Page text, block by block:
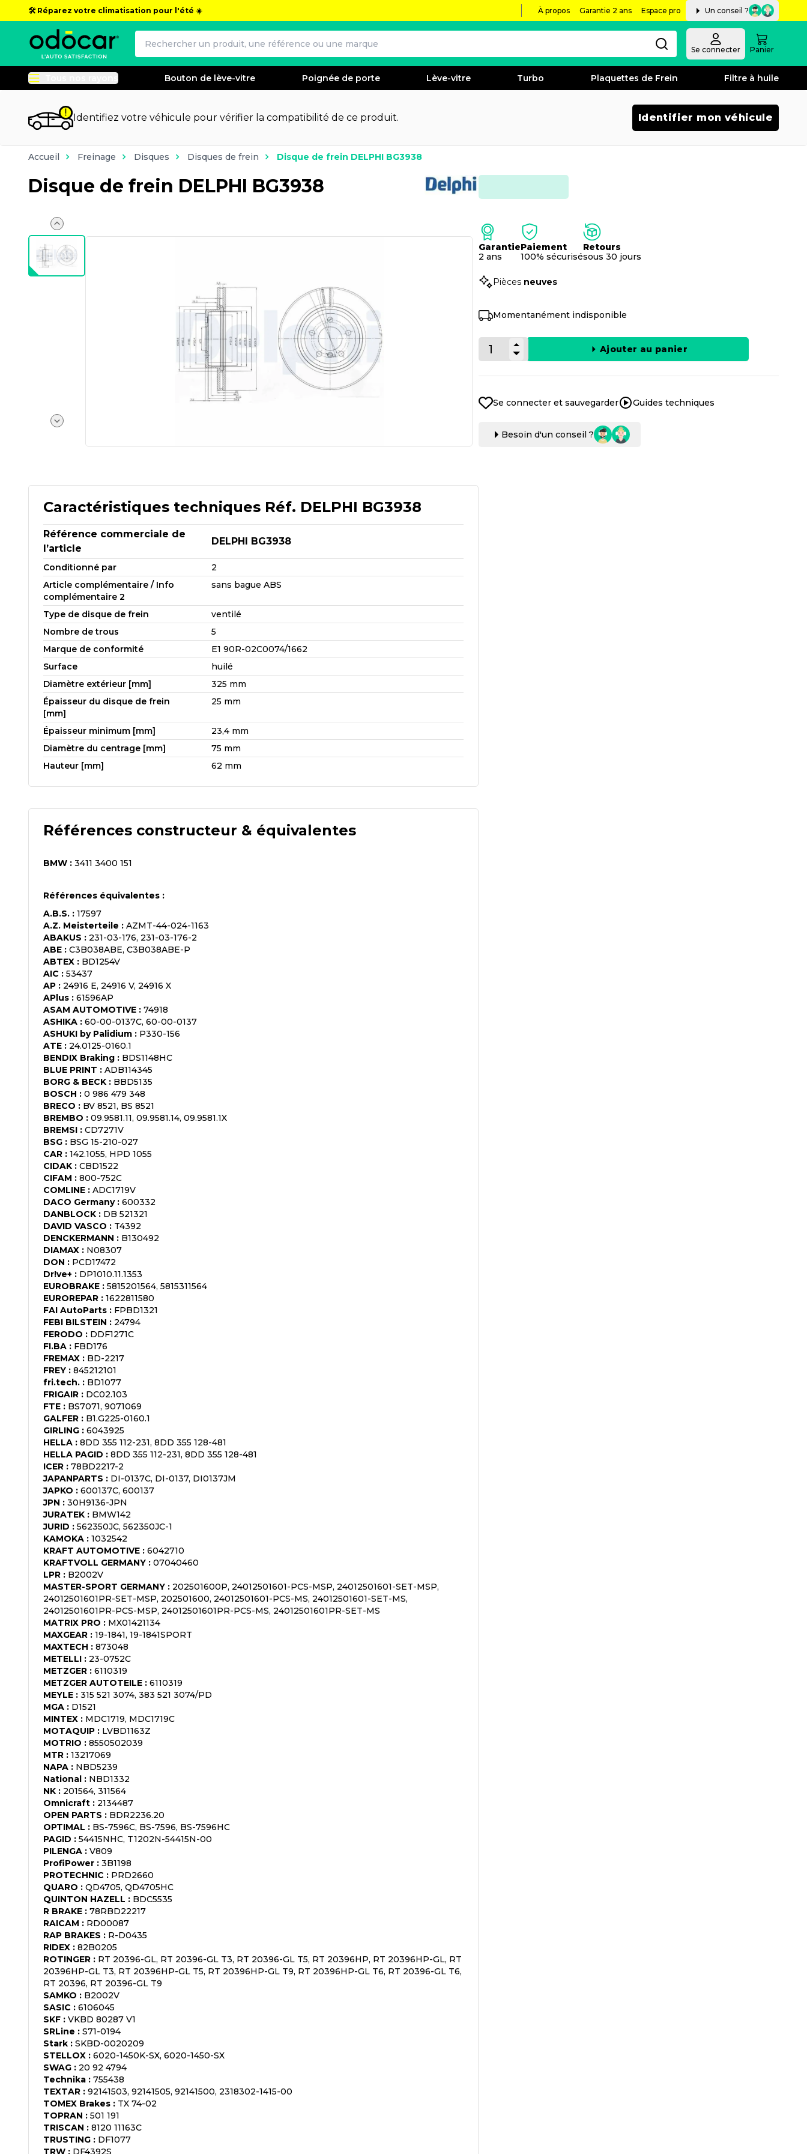
🛠️ Réparez votre climatisation pour l'été ☀️ À propos Garantie 2 ans Espace pro Un conseil ?
Se connecter Panier
Tous nos rayons Bouton de lève-vitre Poignée de porte Lève-vitre Turbo Plaquettes de Frein Filtre à huile
Identifiez votre véhicule pour vérifier la compatibilité de ce produit. Identifier mon véhicule
Accueil Freinage Disques Disques de frein Disque de frein DELPHI BG3938
Disque de frein DELPHI BG3938
Caractéristiques techniques Réf. DELPHI BG3938
Référence commerciale de
l’article
DELPHI BG3938
Conditionné par
2
Article complémentaire / Info
complémentaire 2
sans bague ABS
Type de disque de frein
ventilé
Nombre de trous
5
Marque de conformité
E1 90R-02C0074/1662
Surface
huilé
Diamètre extérieur [mm]
325 mm
Épaisseur du disque de frein
[mm]
25 mm
Épaisseur minimum [mm]
23,4 mm
Diamètre du centrage [mm]
75 mm
Hauteur [mm]
62 mm
Références constructeur & équivalentes
BMW : 3411 3400 151
Références équivalentes :
A.B.S. : 17597
A.Z. Meisterteile : AZMT-44-024-1163
ABAKUS : 231-03-176, 231-03-176-2
ABE : C3B038ABE, C3B038ABE-P
ABTEX : BD1254V
AIC : 53437
AP : 24916 E, 24916 V, 24916 X
APlus : 61596AP
ASAM AUTOMOTIVE : 74918
ASHIKA : 60-00-0137C, 60-00-0137
ASHUKI by Palidium : P330-156
ATE : 24.0125-0160.1
BENDIX Braking : BDS1148HC
BLUE PRINT : ADB114345
BORG & BECK : BBD5135
BOSCH : 0 986 479 348
BRECO : BV 8521, BS 8521
BREMBO : 09.9581.11, 09.9581.14, 09.9581.1X
BREMSI : CD7271V
BSG : BSG 15-210-027
CAR : 142.1055, HPD 1055
CIDAK : CBD1522
CIFAM : 800-752C
COMLINE : ADC1719V
DACO Germany: 600332
DANBLOCK : DB 521321
DAVID VASCO : T4392
DENCKERMANN : B130492
DIAMAX : N08307
DON : PCD17472
Dr!ve+ : DP1010.11.1353
EUROBRAKE : 5815201564, 5815311564
EUROREPAR : 1622811580
FAI AutoParts : FPBD1321
FEBI BILSTEIN : 24794
FERODO : DDF1271C
FI.BA : FBD176
FREMAX : BD-2217
FREY : 845212101
fri.tech. : BD1077
FRIGAIR : DC02.103
FTE : BS7071, 9071069
GALFER : B1.G225-0160.1
GIRLING : 6043925
HELLA : 8DD 355 112-231, 8DD 355 128-481
HELLA PAGID : 8DD 355 112-231, 8DD 355 128-481
ICER : 78BD2217-2
JAPANPARTS : DI-0137C, DI-0137, DI0137JM
JAPKO : 600137C, 600137
JPN : 30H9136-JPN
JURATEK : BMW142
JURID : 562350JC, 562350JC-1
KAMOKA : 1032542
KRAFT AUTOMOTIVE : 6042710
KRAFTVOLL GERMANY : 07040460
LPR : B2002V
MASTER-SPORT GERMANY : 202501600P, 24012501601-PCS-MSP, 24012501601-SET-MSP,
24012501601PR-SET-MSP, 202501600, 24012501601-PCS-MS, 24012501601-SET-MS,
24012501601PR-PCS-MSP, 24012501601PR-PCS-MS, 24012501601PR-SET-MS
MATRIX PRO : MX01421134
MAXGEAR : 19-1841, 19-1841SPORT
MAXTECH : 873048
METELLI : 23-0752C
METZGER : 6110319
METZGER AUTOTEILE : 6110319
MEYLE : 315 521 3074, 383 521 3074/PD
MGA : D1521
MINTEX : MDC1719, MDC1719C
MOTAQUIP : LVBD1163Z
MOTRIO : 8550502039
MTR : 13217069
NAPA : NBD5239
National : NBD1332
NK : 201564, 311564
Omnicraft : 2134487
OPEN PARTS : BDR2236.20
OPTIMAL : BS-7596C, BS-7596, BS-7596HC
PAGID : 54415NHC, T1202N-54415N-00
PILENGA : V809
ProfiPower : 3B1198
PROTECHNIC : PRD2660
QUARO : QD4705, QD4705HC
QUINTON HAZELL : BDC5535
R BRAKE : 78RBD22217
RAICAM : RD00087
RAP BRAKES : R-D0435
RIDEX : 82B0205
ROTINGER : RT 20396-GL, RT 20396-GL T3, RT 20396-GL T5, RT 20396HP, RT 20396HP-GL, RT
20396HP-GL T3, RT 20396HP-GL T5, RT 20396HP-GL T9, RT 20396HP-GL T6, RT 20396-GL T6,
RT 20396, RT 20396-GL T9
SAMKO : B2002V
SASIC : 6106045
SKF : VKBD 80287 V1
SRLine : S71-0194
Stark : SKBD-0020209
STELLOX : 6020-1450K-SX, 6020-1450-SX
SWAG : 20 92 4794
Technika : 755438
TEXTAR : 92141503, 92141505, 92141500, 2318302-1415-00
TOMEX Brakes : TX 74-02
TOPRAN : 501 191
TRISCAN : 8120 11163C
TRUSTING : DF1077
TRW : DF4392S
Garantie
2 ans
Paiement
100% sécurisé
Retours
sous 30 jours
Pièces neuves
Momentanément indisponible
Ajouter au panier
Se connecter et sauvegarder Guides techniques
Besoin d'un conseil ?